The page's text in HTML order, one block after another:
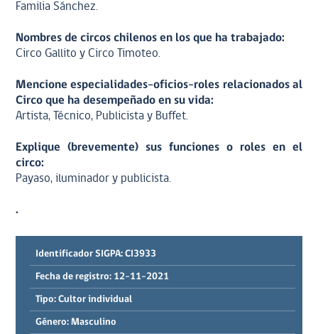
Familia Sánchez.
Nombres de circos chilenos en los que ha trabajado:
Circo Gallito y Circo Timoteo.
Mencione especialidades-oficios-roles relacionados al
Circo que ha desempeñado en su vida:
Artista, Técnico, Publicista y Buffet.
Explique (brevemente) sus funciones o roles en el
circo:
Payaso, iluminador y publicista.
.
Identificador SIGPA: CI3933
Fecha de registro: 12-11-2021
Tipo: Cultor individual
Género:Masculino